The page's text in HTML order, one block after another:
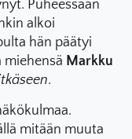
Puheessaan
alkoi
hän päätyi
miehensä Markku
.
mitään muuta